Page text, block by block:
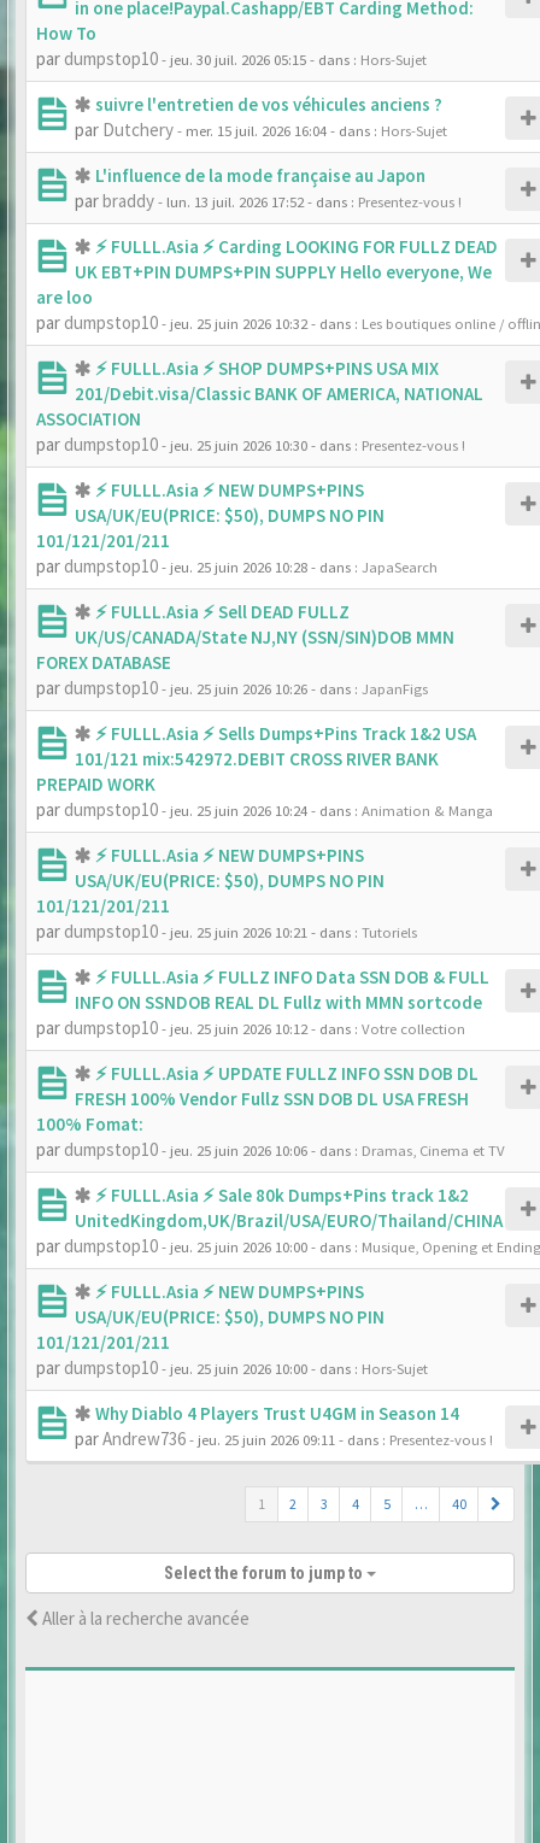
in one place!Paypal.Cashapp/EBT Carding Method:
How To
par dumpstop10- jeu. 30 juil. 2026 05:15- dans : Hors-Sujet
suivre l'entretien de vos véhicules anciens ?
par Dutchery- mer. 15 juil. 2026 16:04- dans : Hors-Sujet
L'influence de la mode française au Japon
parbraddy- lun. 13 juil. 2026 17:52- dans : Presentez-vous !
⚡ FULLL.Asia ⚡ Carding LOOKING FOR FULLZ DEAD
UK EBT+PIN DUMPS+PIN SUPPLY Hello everyone, We
are loo
par dumpstop10- jeu. 25 juin 2026 10:32- dans : Les boutiques online /
⚡ FULLL.Asia ⚡ SHOP DUMPS+PINS USA MIX
201/Debit.visa/Classic BANK OF AMERICA, NATIONAL
ASSOCIATION
par dumpstop10- jeu. 25 juin 2026 10:30- dans : Presentez-vous !
⚡ FULLL.Asia ⚡ NEW DUMPS+PINS
USA/UK/EU(PRICE: $50), DUMPS NO PIN
101/121/201/211
par dumpstop10- jeu. 25 juin 2026 10:28- dans : JapaSearch
⚡ FULLL.Asia ⚡ Sell DEAD FULLZ
UK/US/CANADA/State NJ,NY (SSN/SIN)DOB MMN
FOREX DATABASE
par dumpstop10- jeu. 25 juin 2026 10:26- dans : JapanFigs
⚡ FULLL.Asia ⚡ Sells Dumps+Pins Track 1&2 USA
101/121 mix:542972.DEBIT CROSS RIVER BANK
PREPAID WORK
par dumpstop10- jeu. 25 juin 2026 10:24- dans : Animation & Manga
⚡ FULLL.Asia ⚡ NEW DUMPS+PINS
USA/UK/EU(PRICE: $50), DUMPS NO PIN
101/121/201/211
par dumpstop10- jeu. 25 juin 2026 10:21 - dans : Tutoriels
⚡ FULLL.Asia ⚡ FULLZ INFO Data SSN DOB & FULL
INFO ON SSNDOB REAL DL Fullz with MMN sortcode
par dumpstop10- jeu. 25 juin 2026 10:12- dans : Votre collection
⚡ FULLL.Asia ⚡ UPDATE FULLZ INFO SSN DOB DL
FRESH 100% Vendor Fullz SSN DOB DL USA FRESH
100% Fomat:
par dumpstop10- jeu. 25 juin 2026 10:06- dans : Dramas, Cinema et TV
⚡ FULLL.Asia ⚡ Sale 80k Dumps+Pins track 1&2
UnitedKingdom,UK/Brazil/USA/EURO/Thailand/CHINA
par dumpstop10- jeu. 25 juin 2026 10:00- dans : Musique, Opening et Ending
⚡ FULLL.Asia ⚡ NEW DUMPS+PINS
USA/UK/EU(PRICE: $50), DUMPS NO PIN
101/121/201/211
par dumpstop10- jeu. 25 juin 2026 10:00- dans : Hors-Sujet
Why Diablo 4 Players Trust U4GM in Season 14
parAndrew736- jeu. 25 juin 2026 09:11 - dans : Presentez-vous !
1 2 3 4 5 … 40
Select the forum to jump to
Aller à la recherche avancée